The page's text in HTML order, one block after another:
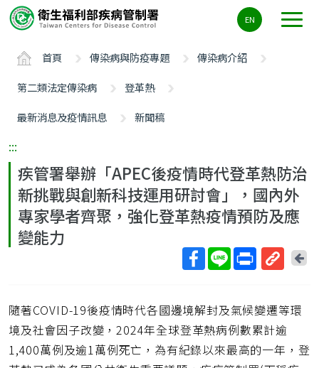
要
ALT+C
EN
首頁 傳染病與防疫專題
傳染病介紹
第二類法定傳染病
登革熱
最新消息及疫情訊息
新聞稿
:::
疾管署舉辦「APEC後疫情時代登革熱防治
新挑戰與創新科技運用研討會」，國內外
專家學者齊聚，強化登革熱疫情預防及應
變能力
短
網
址
回
隨著COVID-19後疫情時代各國邊境解封及氣候變遷等環
境及社會因子改變，2024年全球登革熱病例數累計逾
1,400萬例及逾1萬例死亡，為有紀錄以來最高的一年，登